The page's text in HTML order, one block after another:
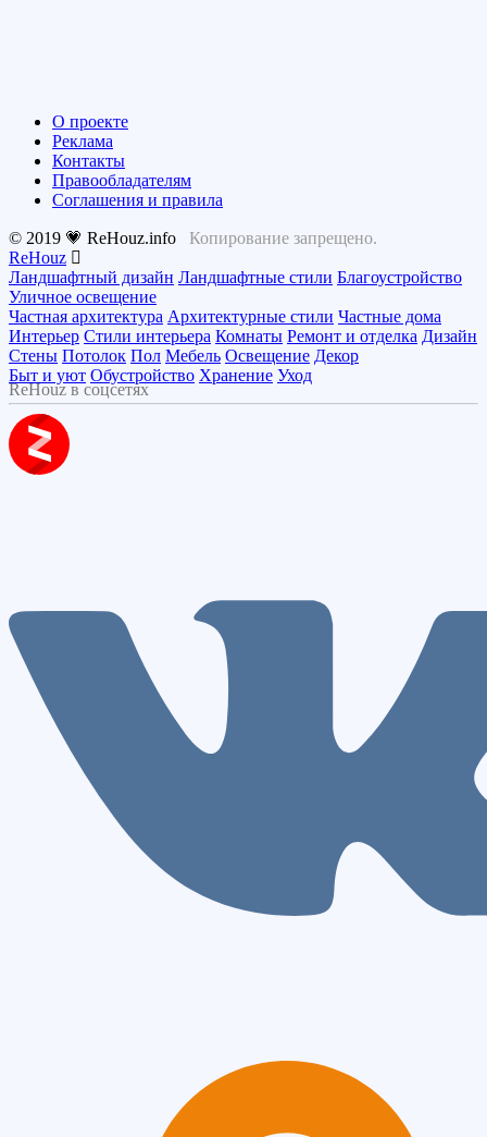
О проекте
Реклама
Контакты
Правообладателям
Соглашения и правила
© 2019 💗 ReHouz.info Копирование запрещено.
ReHouz
Ландшафтный дизайн Ландшафтные стили Благоустройство
Уличное освещение
Частная архитектура Архитектурные стили Частные дома
Интерьер Стили интерьера Комнаты Ремонт и отделка Дизайн
Стены Потолок Пол Мебель Освещение Декор
Быт и уют Обустройство Хранение Уход
ReHouz в соцсетях